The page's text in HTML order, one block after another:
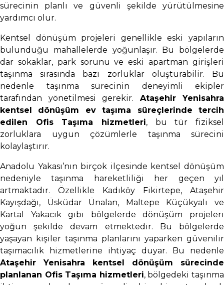
sürecinin planlı ve güvenli şekilde yürütülmesine
yardımcı olur.
Kentsel dönüşüm projeleri genellikle eski yapıların
bulunduğu mahallelerde yoğunlaşır. Bu bölgelerde
dar sokaklar, park sorunu ve eski apartman girişleri
taşınma sırasında bazı zorluklar oluşturabilir. Bu
nedenle taşınma sürecinin deneyimli ekipler
tarafından yönetilmesi gerekir. Ataşehir Yenisahra
kentsel dönüşüm ev taşıma süreçlerinde tercih
edilen Ofis Taşıma hizmetleri, bu tür fiziksel
zorluklara uygun çözümlerle taşınma sürecini
kolaylaştırır.
Anadolu Yakası’nın birçok ilçesinde kentsel dönüşüm
nedeniyle taşınma hareketliliği her geçen yıl
artmaktadır. Özellikle Kadıköy Fikirtepe, Ataşehir
Kayışdağı, Üsküdar Ünalan, Maltepe Küçükyalı ve
Kartal Yakacık gibi bölgelerde dönüşüm projeleri
yoğun şekilde devam etmektedir. Bu bölgelerde
yaşayan kişiler taşınma planlarını yaparken güvenilir
taşımacılık hizmetlerine ihtiyaç duyar. Bu nedenle
Ataşehir Yenisahra kentsel dönüşüm sürecinde
planlanan Ofis Taşıma hizmetleri, bölgedeki taşınma